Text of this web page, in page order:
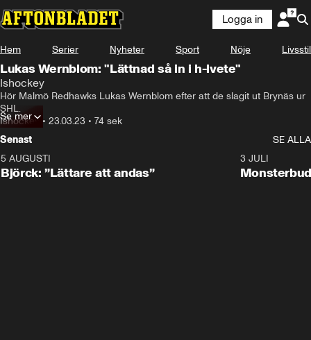
Logga in
Hem Serier Nyheter Sport Nöje Livsstil
Lukas Wernblom: "Lättnad så in i h-lvete"
Ishockey
Hör Malmö Redhawks Lukas Wernblom efter att de slagit ut Brynäs ur
SHL.
Ishockey• 23.03.23 • 74 sek
Se mer
Senast
SE ALLA
5 AUGUSTI
Björck: ”Lättare att andas”
3 JULI